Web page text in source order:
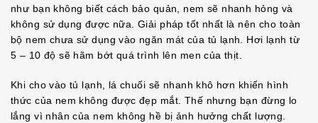
như bạn không biết cách bảo quản, nem sẽ nhanh hỏng và
không sử dụng được nữa. Giải pháp tốt nhất là nên cho toàn
bộ nem chưa sử dụng vào ngăn mát của tủ lạnh. Hơi lạnh từ
5 – 10 độ sẽ hãm bớt quá trình lên men của thịt.
Khi cho vào tủ lạnh, lá chuối sẽ nhanh khô hơn khiến hình
thức của nem không được đẹp mắt. Thế nhưng bạn đừng lo
lắng vì nhân của nem không hề bị ảnh hưởng chất lượng.